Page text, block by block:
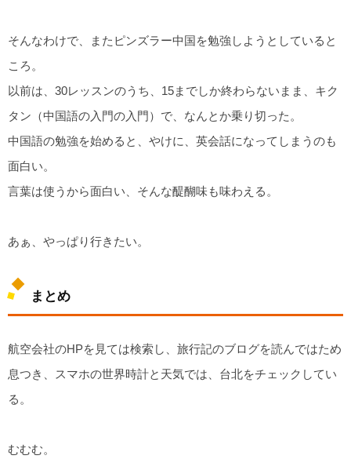
そんなわけで、またピンズラー中国を勉強しようとしていると
ころ。
以前は、30レッスンのうち、15までしか終わらないまま、キク
タン（中国語の入門の入門）で、なんとか乗り切った。
中国語の勉強を始めると、やけに、英会話になってしまうのも
面白い。
言葉は使うから面白い、そんな醍醐味も味わえる。
あぁ、やっぱり行きたい。
まとめ
航空会社のHPを見ては検索し、旅行記のブログを読んではため
息つき、スマホの世界時計と天気では、台北をチェックしてい
る。
むむむ。